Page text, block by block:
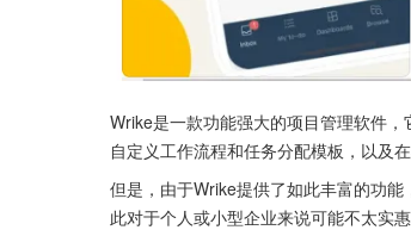
Wrike是一款功能强大的项目管理软件
自定义工作流程和任务分配模板，以及
但是，由于Wrike提供了如此丰富的功
此对于个人或小型企业来说可能不太实惠